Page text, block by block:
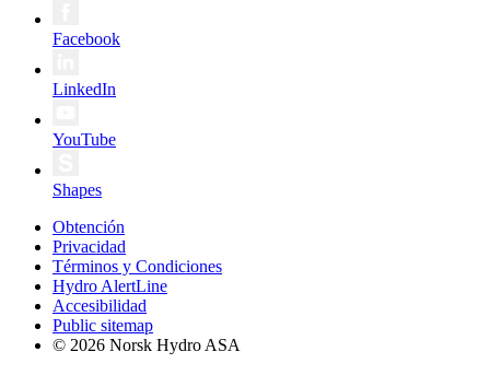
Facebook
LinkedIn
YouTube
Shapes
Obtención
Privacidad
Términos y Condiciones
Hydro AlertLine
Accesibilidad
Public sitemap
© 2026 Norsk Hydro ASA